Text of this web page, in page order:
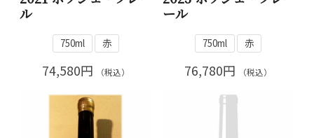
ル
750ml 赤
74,580円 （税込）
ール
750ml 赤
76,780円 （税込）